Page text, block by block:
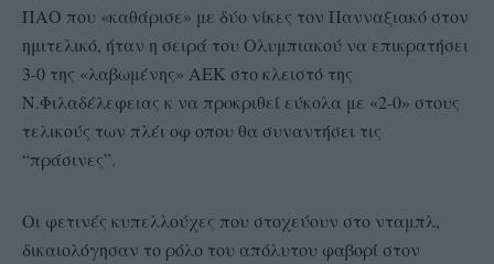
ΠΑΟ που «καθάρισε» με δύο νίκες τον Πανναξιακό στον
ημιτελικό, ήταν η σειρά του Ολυμπιακού να επικρατήσει
3-0 της «λαβωμένης» ΑΕΚ στο κλειστό της
Ν.Φιλαδέλεφειας κ να προκριθεί εύκολα με «2-0» στους
τελικούς των πλέι οφ οπου θα συναντήσει τις
“πράσινες”.
Οι φετινές κυπελλούχες που στοχεύουν στο νταμπλ,
δικαιολόγησαν το ρόλο του απόλυτου φαβορί στον